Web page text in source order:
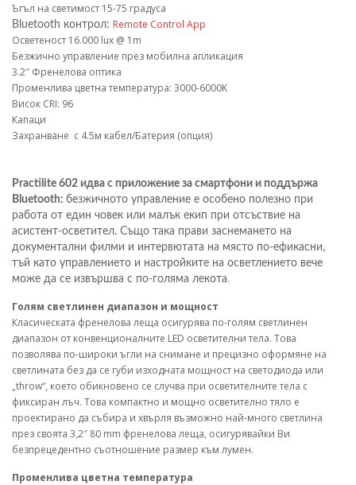
Ъгъл на светимост 15-75 градуса
Bluetooth контрол: Remote Control App
Осветеност 16.000 lux @ 1m
Безжично управление през мобилна апликация
3.2″ Френелова оптика
Променлива цветна температура: 3000-6000K
Висок CRI: 96
Капаци
Захранване с 4.5м кабел/Батерия (опция)
Practilite 602 идва с приложение за смартфони и поддържа
Bluetooth: безжичното управление е особено полезно при
работа от един човек или малък екип при отсъствие на
асистент-осветител. Също така прави заснемането на
документални филми и интервютата на място по-ефикасни,
тъй като управлението и настройките на осветлението вече
може да се извършва с по-голяма лекота.
Голям светлинен диапазон и мощност
Класическата френелова леща осигурява по-голям светлинен
диапазон от конвенционалните LED осветителни тела. Това
позволява по-широки ъгли на снимане и прецизно оформяне на
светлината без да се губи изходната мощност на светодиода или
„throw“, което обикновено се случва при осветителните тела с
фиксиран лъч. Това компактно и мощно осветително тяло е
проектирано да събира и хвърля възможно най-много светлина
през своята 3,2″ 80 mm френелова леща, осигурявайки Ви
безпрецедентно съотношение размер към лумен.
Променлива цветна температура